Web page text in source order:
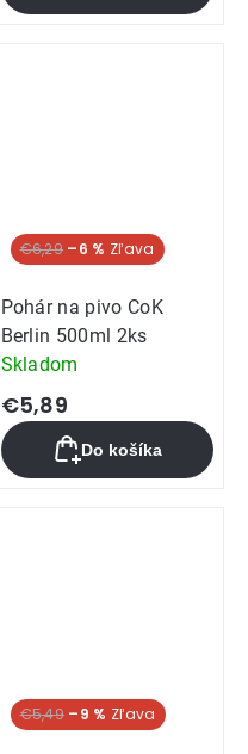
€6,29 –6 %
Pohár na pivo CoK
Berlin 500ml 2ks
Skladom
€5,89
Do košíka
€5,49 –9 %